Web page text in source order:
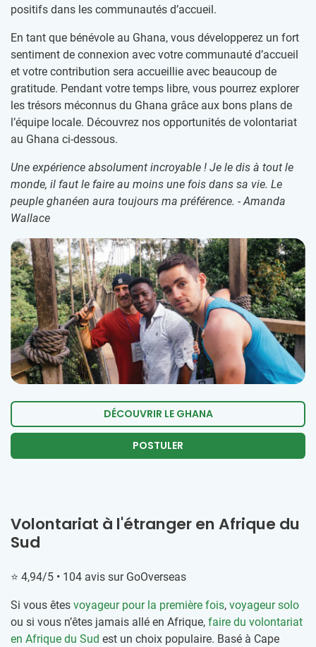
positifs dans les communautés d’accueil.
En tant que bénévole au Ghana, vous développerez un fort
sentiment de connexion avec votre communauté d’accueil
et votre contribution sera accueillie avec beaucoup de
gratitude. Pendant votre temps libre, vous pourrez explorer
les trésors méconnus du Ghana grâce aux bons plans de
l’équipe locale. Découvrez nos opportunités de volontariat
au Ghana ci-dessous.
Une expérience absolument incroyable ! Je le dis à tout le
monde, il faut le faire au moins une fois dans sa vie. Le
peuple ghanéen aura toujours ma préférence. - Amanda
Wallace
DÉCOUVRIR LE GHANA
POSTULER
Volontariat à l'étranger en Afrique du
Sud
⭐ 4,94/5 • 104 avis sur GoOverseas
Si vous êtes voyageur pour la première fois, voyageur solo
ou si vous n’êtes jamais allé en Afrique, faire du volontariat
en Afrique du Sud est un choix populaire. Basé à Cape